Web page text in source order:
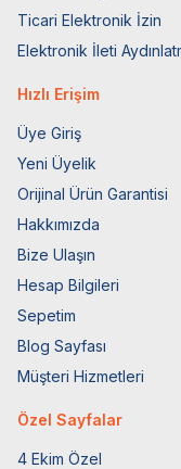
Ticari Elektronik İzin
Elektronik İleti
Hızlı Erişim
Üye Giriş
Yeni Üyelik
Orijinal Ürün Garantisi
Hakkımızda
Bize Ulaşın
Hesap Bilgileri
Sepetim
Blog Sayfası
Müşteri Hizmetleri
Özel Sayfalar
4 Ekim Özel